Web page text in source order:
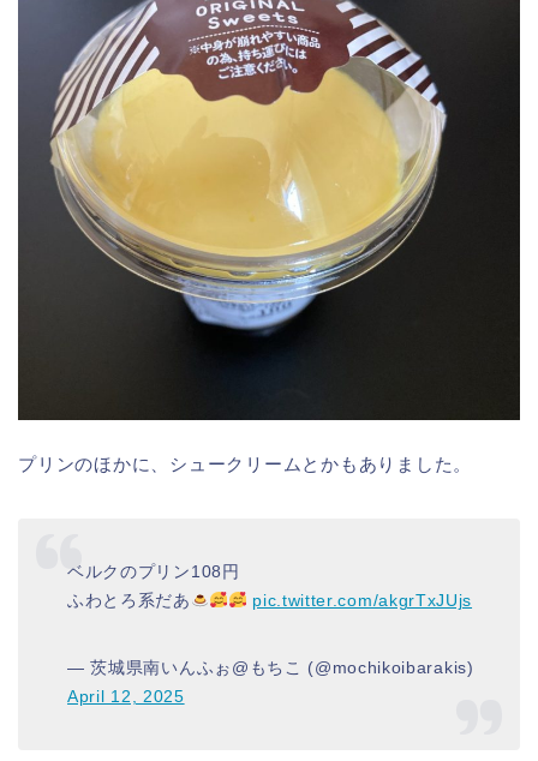
プリンのほかに、シュークリームとかもありました。
ベルクのプリン108円
ふわとろ系だあ
pic.twitter.com/akgrTxJUjs
— 茨城県南いんふぉ@もちこ (@mochikoibarakis)
April 12, 2025